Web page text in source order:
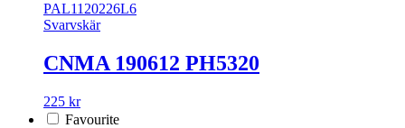
PAL1120226L6
Svarvskär
CNMA 190612 PH5320
225 kr
Favourite